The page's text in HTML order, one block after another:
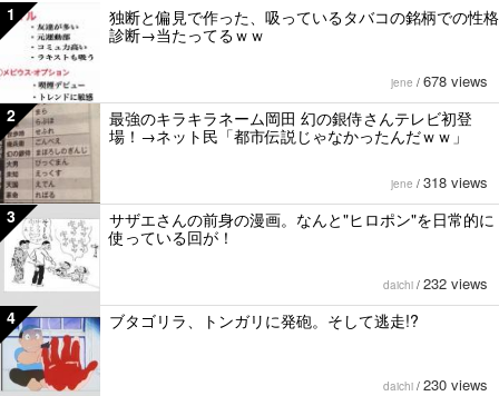
1
独断と偏見で作った、吸っているタバコの銘柄での性格
診断→当たってるｗｗ
jene / 678 views
2
最強のキラキラネーム岡田 幻の銀侍さんテレビ初登
場！→ネット民「都市伝説じゃなかったんだｗｗ」
jene / 318 views
3
サザエさんの前身の漫画。なんと"ヒロポン"を日常的に
使っている回が！
daichi / 232 views
4 ブタゴリラ、トンガリに発砲。そして逃走!?
daichi / 230 views